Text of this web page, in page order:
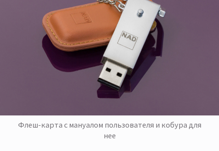
Флеш-карта с мануалом пользователя и кобура для
нее